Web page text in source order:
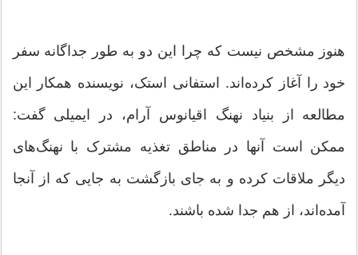
هنوز مشخص نیست که چرا این دو به طور جداگانه سفر
خود را آغاز کرده‌اند. استفانی استک، نویسنده همکار این
مطالعه از بنیاد نهنگ اقیانوس آرام، در ایمیلی گفت:
ممکن است آنها در مناطق تغذیه مشترک با نهنگ‌های
دیگر ملاقات کرده و به جای بازگشت به جایی که از آنجا
آمده‌اند، از هم جدا شده باشند.